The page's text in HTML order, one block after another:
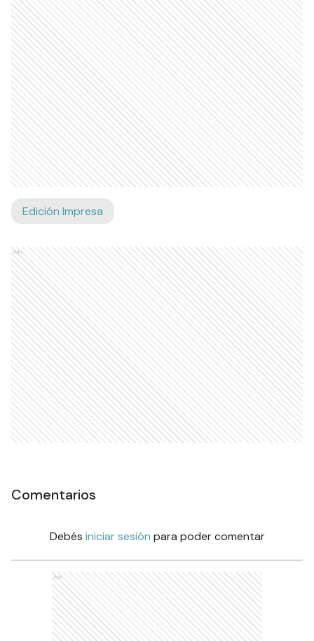
Edición Impresa
Ads
Comentarios
Debés iniciar sesión para poder comentar
Ads